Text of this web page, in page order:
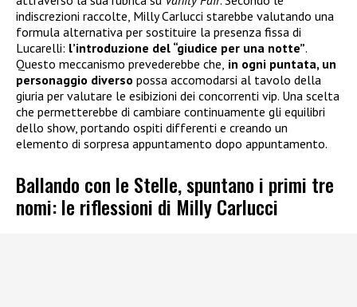
indiscrezioni raccolte, Milly Carlucci starebbe valutando una
formula alternativa per sostituire la presenza fissa di
Lucarelli: l’introduzione del “giudice per una notte”.
Questo meccanismo prevederebbe che, in ogni puntata, un
personaggio diverso possa accomodarsi al tavolo della
giuria per valutare le esibizioni dei concorrenti vip. Una scelta
che permetterebbe di cambiare continuamente gli equilibri
dello show, portando ospiti differenti e creando un
elemento di sorpresa appuntamento dopo appuntamento.
Ballando con le Stelle, spuntano i primi tre
nomi: le riflessioni di Milly Carlucci